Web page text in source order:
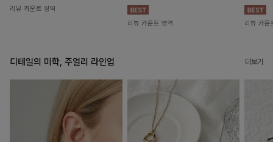
리뷰 카운트 영역
리뷰 카운트 영역 리뷰 카운
디테일의 미학, 주얼리 라인업 더보기